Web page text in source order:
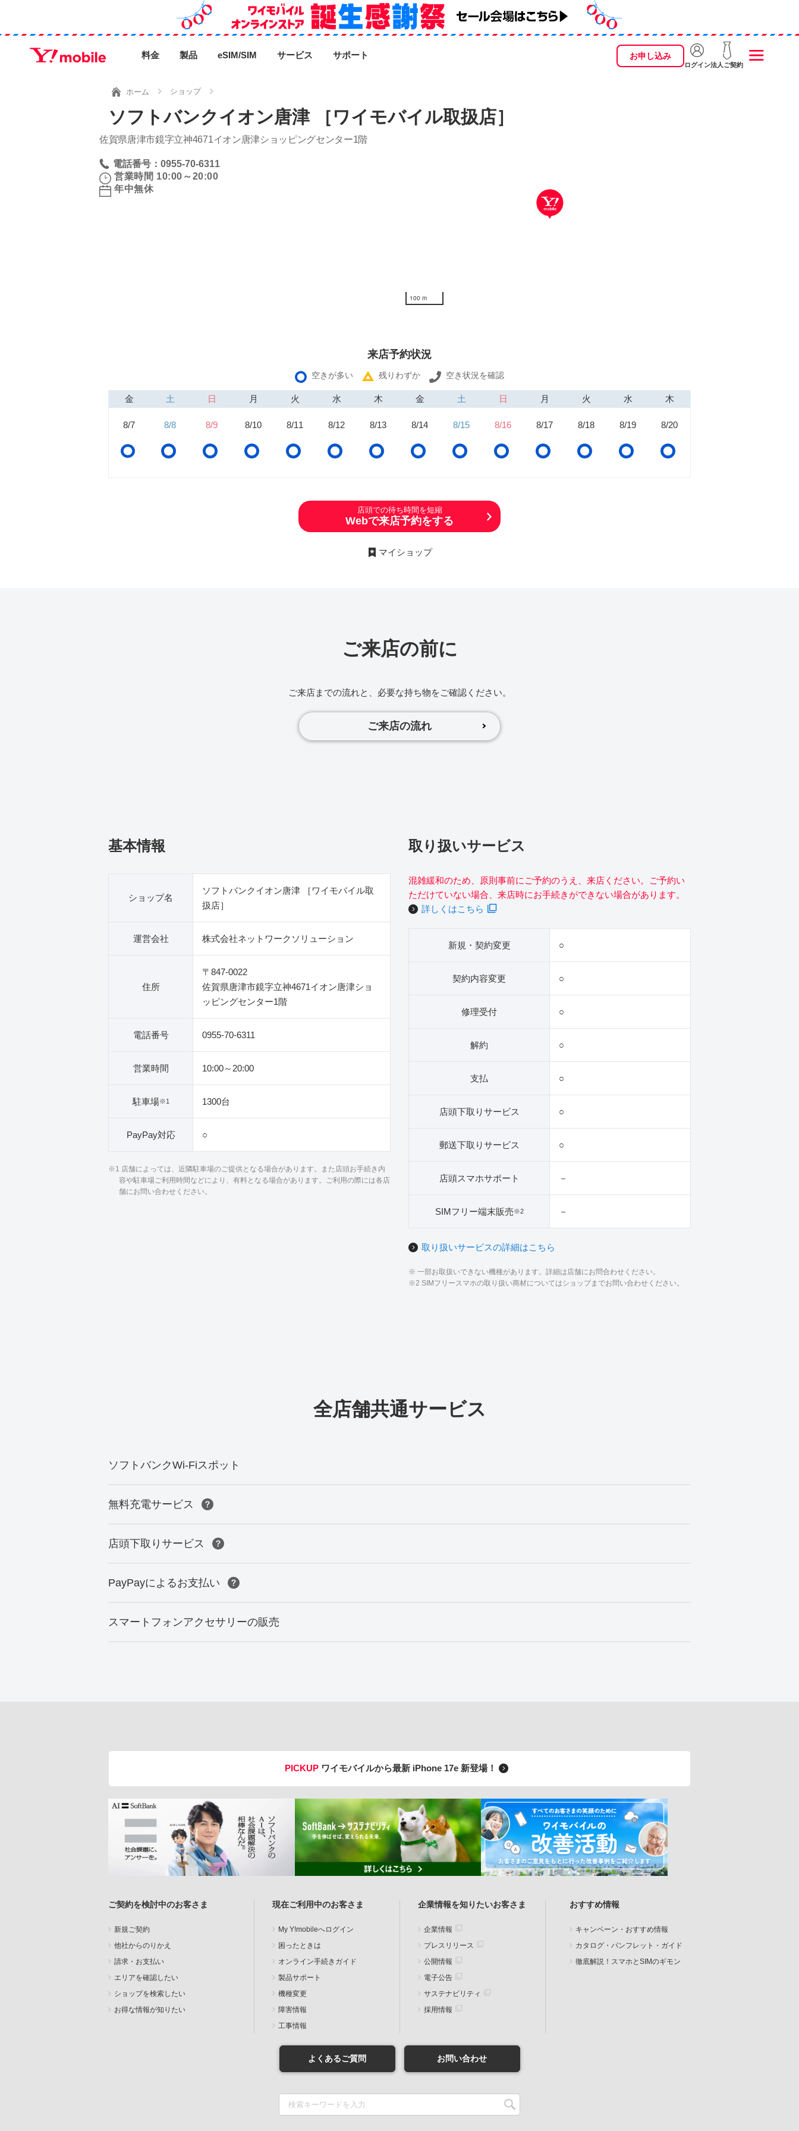
料金 製品 eSIM/SIM サービス サポート お申し込み
ログイン法人ご契約
ホーム ショップ
ソフトバンクイオン唐津 ［ワイモバイル取扱店］
佐賀県唐津市鏡字立神4671イオン唐津ショッピングセンター1階
電話番号：0955-70-6311
営業時間 10:00～20:00
年中無休
100 m
来店予約状況
空きが多い 残りわずか 空き状況を確認
金 土 日 月 火 水 木 金 土 日 月 火 水 木
8/7 8/8 8/9 8/10 8/11 8/12 8/13 8/14 8/15 8/16 8/17 8/18 8/19 8/20
店頭での待ち時間を短縮
Webで来店予約をする
マイショップ
ご来店の前に
ご来店までの流れと、必要な持ち物をご確認ください。
ご来店の流れ
基本情報
ショップ名
ソフトバンクイオン唐津 ［ワイモバイル取
扱店］
運営会社 株式会社ネットワークソリューション
住所
〒847-0022
佐賀県唐津市鏡字立神4671イオン唐津ショ
ッピングセンター1階
電話番号 0955-70-6311
営業時間 10:00～20:00
駐車場※1 1300台
PayPay対応 ○
※1 店舗によっては、近隣駐車場のご提供となる場合があります。また店頭お手続き内
容や駐車場ご利用時間などにより、有料となる場合があります。ご利用の際には各店
舗にお問い合わせください。
取り扱いサービス
混雑緩和のため、原則事前にご予約のうえ、来店ください。ご予約い
ただけていない場合、来店時にお手続きができない場合があります。
詳しくはこちら
新規・契約変更 ○
契約内容変更 ○
修理受付 ○
解約 ○
支払 ○
店頭下取りサービス ○
郵送下取りサービス ○
店頭スマホサポート －
SIMフリー端末販売※2 －
取り扱いサービスの詳細はこちら
※ 一部お取扱いできない機種があります。詳細は店舗にお問合わせください。
※2 SIMフリースマホの取り扱い商材についてはショップまでお問い合わせください。
全店舗共通サービス
ソフトバンクWi-Fiスポット
無料充電サービス
店頭下取りサービス
PayPayによるお支払い
スマートフォンアクセサリーの販売
PICKUP ワイモバイルから最新 iPhone 17e 新登場！
ご契約を検討中のお客さま
新規ご契約
他社からのりかえ
請求・お支払い
エリアを確認したい
ショップを検索したい
お得な情報が知りたい
現在ご利用中のお客さま
My Y!mobileへログイン
困ったときは
オンライン手続きガイド
製品サポート
機種変更
障害情報
工事情報
企業情報を知りたいお客さま
企業情報
プレスリリース
公開情報
電子公告
サステナビリティ
採用情報
おすすめ情報
キャンペーン・おすすめ情報
カタログ・パンフレット・ガイド
徹底解説！スマホとSIMのギモン
よくあるご質問 お問い合わせ